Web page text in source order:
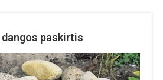
dangos paskirtis